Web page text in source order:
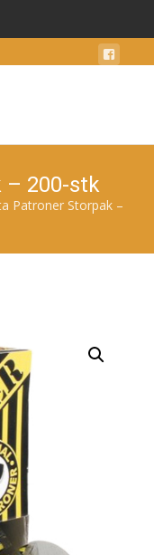
– 200-stk
Patroner Storpak –